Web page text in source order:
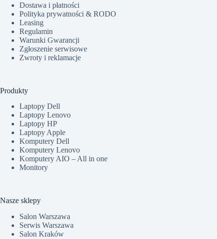
Dostawa i płatności
Polityka prywatności & RODO
Leasing
Regulamin
Warunki Gwarancji
Zgłoszenie serwisowe
Zwroty i reklamacje
Produkty
Laptopy Dell
Laptopy Lenovo
Laptopy HP
Laptopy Apple
Komputery Dell
Komputery Lenovo
Komputery AIO – All in one
Monitory
Nasze sklepy
Salon Warszawa
Serwis Warszawa
Salon Kraków